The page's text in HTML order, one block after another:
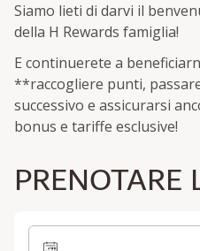
Siamo lieti di darvi il
della H Rewards famiglia!
E continuerete a
**raccogliere punti,
successivo e assicurarsi
bonus e tariffe esclusive!
PRENOTARE